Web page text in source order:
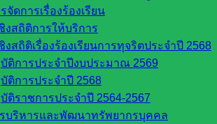
จัดการเรื่องร้องเรียน
งสถิติการให้บริการ
งสถิติเรื่องร้องเรียนการทุจริตประจำปี 2568
ติการประจำปีงบประมาณ 2569
ติการประจำปี 2568
ติราชการประจำปี 2564-2567
บริหารและพัฒนาทรัพยากรบุคคล